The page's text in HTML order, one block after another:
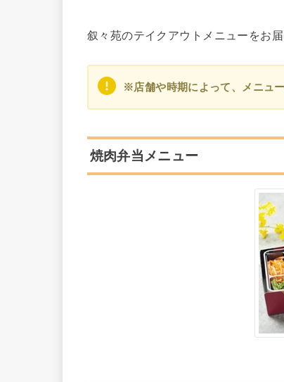
叙々苑のテイクアウトメニューをお届
※店舗や時期によって、メニュ
焼肉弁当メニュー